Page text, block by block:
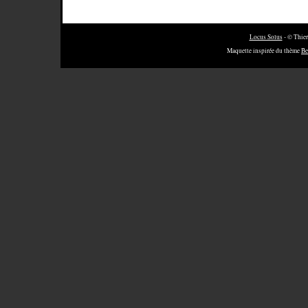
Locus Solus- ©
Maquette inspirée du thème